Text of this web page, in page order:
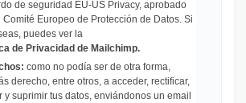
de seguridad EU-US Privacy, aprobado
Comité Europeo de Protección de Datos. Si
puedes ver la
de Privacidad de Mailchimp.
como no podía ser de otra forma,
derecho, entre otros, a acceder, rectificar,
y suprimir tus datos, enviándonos un email